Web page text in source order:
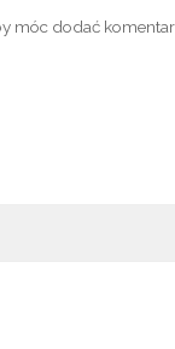
móc dodać